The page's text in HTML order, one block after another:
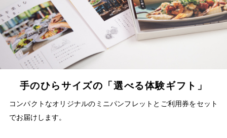
手のひらサイズの「選べる体験ギフト」
コンパクトなオリジナルのミニパンフレットとご利用券をセット
でお届けします。